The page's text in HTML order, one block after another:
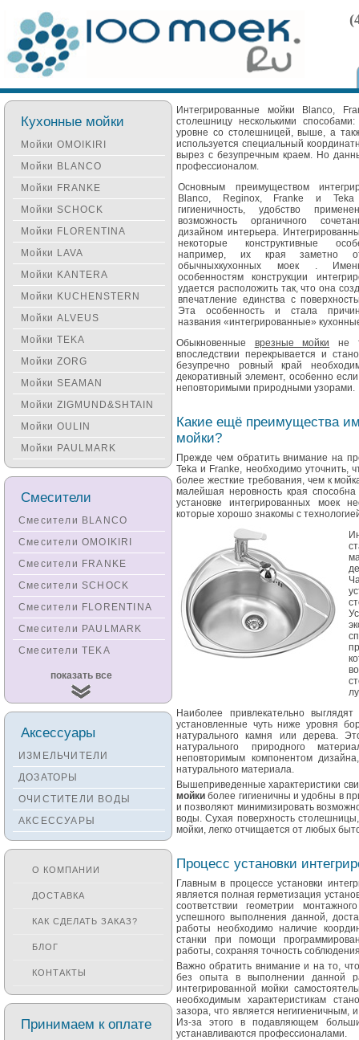
Интегрированные мойки Blanco,
столешницу несколькими
уровне со столешницей, выше, а
используется специальный
вырез с безупречным краем. Но
профессионалом.
Основным преимуществом
Blanco, Reginox, Franke и
гигиеничность, удобство
возможность органичного
дизайном интерьера.
некоторые конструктивные
например, их края заметно
обычныхкухонных моек .
особенностям конструкции
удается расположить так, что она
впечатление единства с
Эта особенность и стала
названия «интегрированные»
Обыкновенные врезные мойки не
впоследствии перекрывается и
безупречно ровный край
декоративный элемент, особенно
неповторимыми природными узорами.
Какие ещё преимущества
мойки?
Прежде чем обратить внимание на
Teka и Franke, необходимо уточнить,
более жесткие требования, чем к
малейшая неровность края
установке интегрированных моек
которые хорошо знакомы с
Наиболее привлекательно
установленные чуть ниже уровня
натурального камня или дерева.
натурального природного
неповторимым компонентом
натурального материала.
Вышеприведенные характеристики
мойки более гигиеничны и удобны в
и позволяют минимизировать
воды. Сухая поверхность
мойки, легко отчищается от любых
Процесс установки
Главным в процессе установки
является полная герметизация
соответствии геометрии
успешного выполнения данной,
работы необходимо наличие
станки при помощи
работы, сохраняя точность
Важно обратить внимание и на то,
без опыта в выполнении данной
интегрированной мойки
необходимым характеристикам
зазора, что является
Из-за этого в подавляющем
устанавливаются профессионалами.
Кухонные мойки
Мойки OMOIKIRI
Мойки BLANCO
Мойки FRANKE
Мойки SCHOCK
Мойки FLORENTINA
Мойки LAVA
Мойки KANTERA
Мойки KUCHENSTERN
Мойки ALVEUS
Мойки TEKA
Мойки ZORG
Мойки SEAMAN
Мойки ZIGMUND&SHTAIN
Мойки OULIN
Мойки PAULMARK
Смесители
Смесители BLANCO
Смесители OMOIKIRI
Смесители FRANKE
Смесители SCHOCK
Смесители FLORENTINA
Смесители PAULMARK
Смесители TEKA
Смесители
KUCHENSTERN
Смесители ZORG
Смесители KANTERA
Смесители SEAMAN
Смесители
Zigmund&Shtain
Смесители OULIN
Смесители под бронзу
показать все
Аксессуары
ИЗМЕЛЬЧИТЕЛИ
ДОЗАТОРЫ
ОЧИСТИТЕЛИ ВОДЫ
АКСЕССУАРЫ
О КОМПАНИИ
ДОСТАВКА
КАК СДЕЛАТЬ ЗАКАЗ?
БЛОГ
КОНТАКТЫ
Принимаем к оплате